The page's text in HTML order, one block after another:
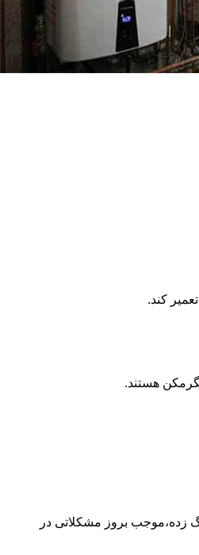
کند.
هستند.
زده،موجب بروز مشکلاتی در